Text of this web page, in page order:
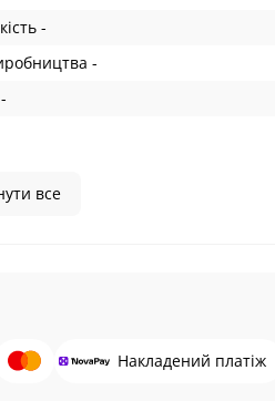
-
-
все
Накладений платіж